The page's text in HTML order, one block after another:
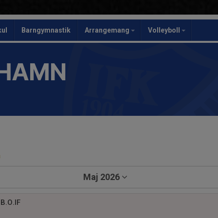
Barngymnastik Arrangemang Volleyboll
Maj 2026